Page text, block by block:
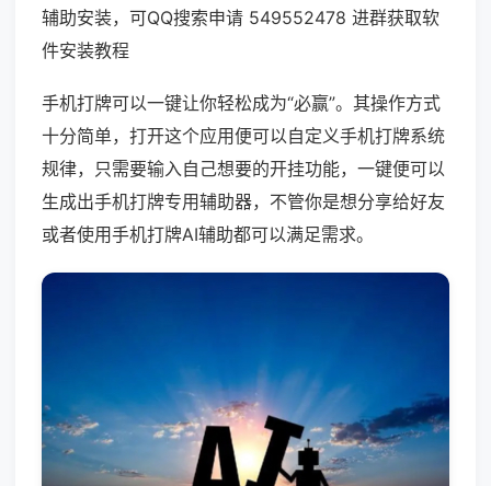
辅助安装，可QQ搜索申请 549552478 进群获取软
件安装教程
手机打牌可以一键让你轻松成为“必赢”。其操作方式
十分简单，打开这个应用便可以自定义手机打牌系统
规律，只需要输入自己想要的开挂功能，一键便可以
生成出手机打牌专用辅助器，不管你是想分享给好友
或者使用手机打牌AI辅助都可以满足需求。